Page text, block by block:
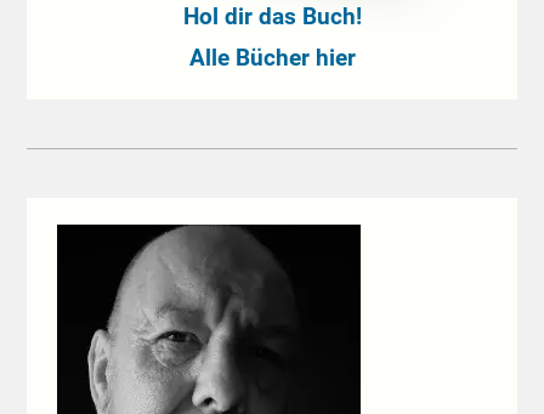
Hol dir das Buch!
Alle Bücher hier